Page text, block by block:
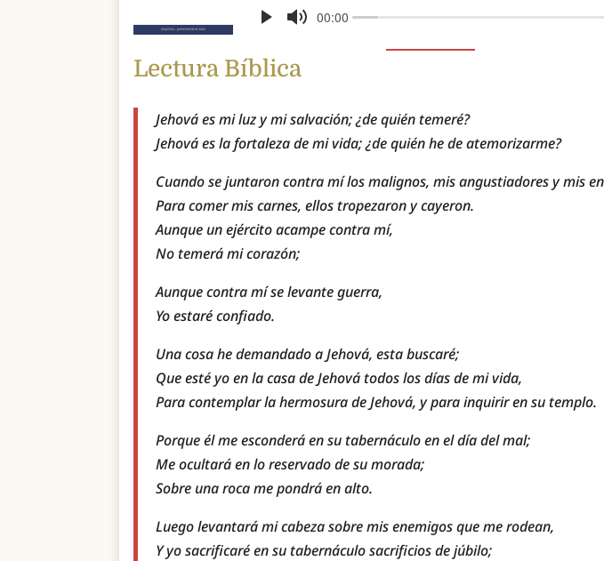
Lectura Bíblica
Jehová es mi luz y mi salvación; ¿de quién temeré?
Jehová es la fortaleza de mi vida; ¿de quién he de atemorizarme?
Cuando se juntaron contra mí los malignos, mis angustiadores y mis
Para comer mis carnes, ellos tropezaron y cayeron.
Aunque un ejército acampe contra mí,
No temerá mi corazón;
Aunque contra mí se levante guerra,
Yo estaré confiado.
Una cosa he demandado a Jehová, esta buscaré;
Que esté yo en la casa de Jehová todos los días de mi vida,
Para contemplar la hermosura de Jehová, y para inquirir en su templo.
Porque él me esconderá en su tabernáculo en el día del mal;
Me ocultará en lo reservado de su morada;
Sobre una roca me pondrá en alto.
Luego levantará mi cabeza sobre mis enemigos que me rodean,
Y yo sacrificaré en su tabernáculo sacrificios de júbilo;